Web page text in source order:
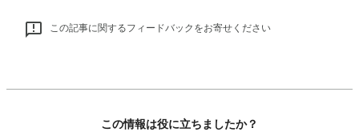
この記事に関するフィードバックをお寄せください
この情報は役に立ちましたか？